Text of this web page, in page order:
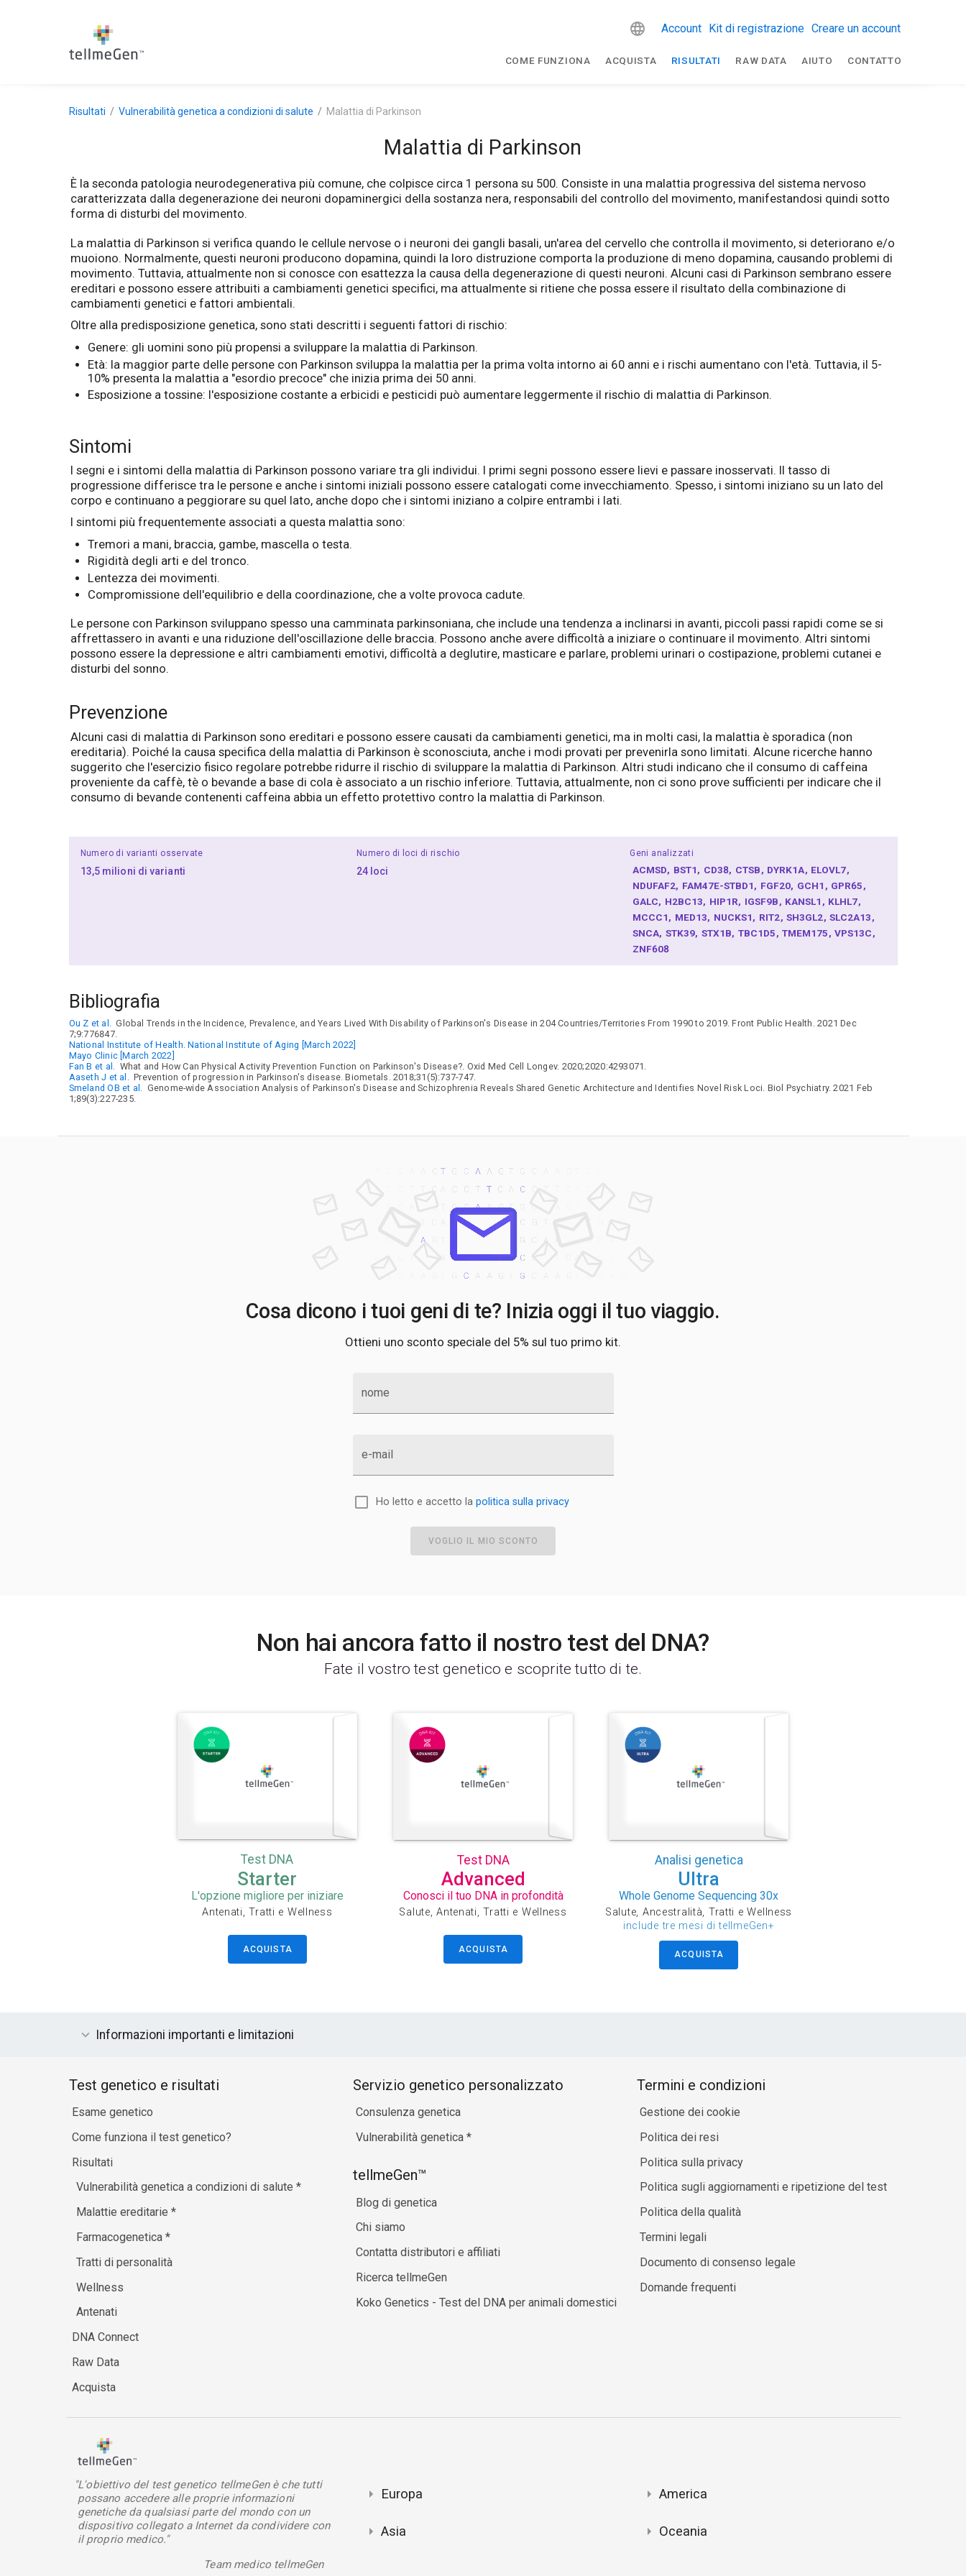
Account Kit di registrazione Creare un account
COME FUNZIONA ACQUISTA RISULTATI RAW DATA AIUTO CONTATTO
Risultati Vulnerabilità genetica a condizioni di salute Malattia di Parkinson
Malattia di Parkinson
È la seconda patologia neurodegenerativa più comune, che colpisce circa 1 persona su 500. Consiste in una malattia progressiva del sistema nervoso
caratterizzata dalla degenerazione dei neuroni dopaminergici della sostanza nera, responsabili del controllo del movimento, manifestandosi quindi sotto
forma di disturbi del movimento.
La malattia di Parkinson si verifica quando le cellule nervose o i neuroni dei gangli basali, un'area del cervello che controlla il movimento, si deteriorano e/o
muoiono. Normalmente, questi neuroni producono dopamina, quindi la loro distruzione comporta la produzione di meno dopamina, causando problemi di
movimento. Tuttavia, attualmente non si conosce con esattezza la causa della degenerazione di questi neuroni. Alcuni casi di Parkinson sembrano essere
ereditari e possono essere attribuiti a cambiamenti genetici specifici, ma attualmente si ritiene che possa essere il risultato della combinazione di
cambiamenti genetici e fattori ambientali.
Oltre alla predisposizione genetica, sono stati descritti i seguenti fattori di rischio:
Genere: gli uomini sono più propensi a sviluppare la malattia di Parkinson.
Età: la maggior parte delle persone con Parkinson sviluppa la malattia per la prima volta intorno ai 60 anni e i rischi aumentano con l'età. Tuttavia, il 5-
10% presenta la malattia a "esordio precoce" che inizia prima dei 50 anni.
Esposizione a tossine: l'esposizione costante a erbicidi e pesticidi può aumentare leggermente il rischio di malattia di Parkinson.
Sintomi
I segni e i sintomi della malattia di Parkinson possono variare tra gli individui. I primi segni possono essere lievi e passare inosservati. Il tasso di
progressione differisce tra le persone e anche i sintomi iniziali possono essere catalogati come invecchiamento. Spesso, i sintomi iniziano su un lato del
corpo e continuano a peggiorare su quel lato, anche dopo che i sintomi iniziano a colpire entrambi i lati.
I sintomi più frequentemente associati a questa malattia sono:
Tremori a mani, braccia, gambe, mascella o testa.
Rigidità degli arti e del tronco.
Lentezza dei movimenti.
Compromissione dell'equilibrio e della coordinazione, che a volte provoca cadute.
Le persone con Parkinson sviluppano spesso una camminata parkinsoniana, che include una tendenza a inclinarsi in avanti, piccoli passi rapidi come se si
affrettassero in avanti e una riduzione dell'oscillazione delle braccia. Possono anche avere difficoltà a iniziare o continuare il movimento. Altri sintomi
possono essere la depressione e altri cambiamenti emotivi, difficoltà a deglutire, masticare e parlare, problemi urinari o costipazione, problemi cutanei e
disturbi del sonno.
Prevenzione
Alcuni casi di malattia di Parkinson sono ereditari e possono essere causati da cambiamenti genetici, ma in molti casi, la malattia è sporadica (non
ereditaria). Poiché la causa specifica della malattia di Parkinson è sconosciuta, anche i modi provati per prevenirla sono limitati. Alcune ricerche hanno
suggerito che l'esercizio fisico regolare potrebbe ridurre il rischio di sviluppare la malattia di Parkinson. Altri studi indicano che il consumo di caffeina
proveniente da caffè, tè o bevande a base di cola è associato a un rischio inferiore. Tuttavia, attualmente, non ci sono prove sufficienti per indicare che il
consumo di bevande contenenti caffeina abbia un effetto protettivo contro la malattia di Parkinson.
Numero di varianti osservate
13,5 milioni di varianti
Numero di loci di rischio
24 loci
Geni analizzati
ACMSD BST1 CD38 CTSB DYRK1A ELOVL7
NDUFAF2 FAM47E-STBD1 FGF20 GCH1 GPR65
GALC H2BC13 HIP1R IGSF9B KANSL1 KLHL7
MCCC1 MED13 NUCKS1 RIT2 SH3GL2 SLC2A13
SNCA STK39 STX1B TBC1D5 TMEM175 VPS13C
ZNF608
Bibliografia
Ou Z et al.
Global Trends in the Incidence, Prevalence, and Years Lived With Disability of Parkinson's Disease in 204 Countries/Territories From 1990 to 2019. Front Public Health. 2021 Dec
7;9:776847.
National Institute of Health. National Institute of Aging [March 2022]
Mayo Clinic [March 2022]
Fan B et al.
What and How Can Physical Activity Prevention Function on Parkinson's Disease?. Oxid Med Cell Longev. 2020;2020:4293071.
Aaseth J et al.
Prevention of progression in Parkinson's disease. Biometals. 2018;31(5):737-747.
Smeland OB et al.
Genome-wide Association Analysis of Parkinson's Disease and Schizophrenia Reveals Shared Genetic Architecture and Identifies Novel Risk Loci. Biol Psychiatry. 2021 Feb
1;89(3):227-235.
Cosa dicono i tuoi geni di te? Inizia oggi il tuo viaggio.
Ottieni uno sconto speciale del 5% sul tuo primo kit.
nome
e-mail
Ho letto e accetto la politica sulla privacy
VOGLIO IL MIO SCONTO
Non hai ancora fatto il nostro test del DNA?
Fate il vostro test genetico e scoprite tutto di te.
Test DNA
Starter
L'opzione migliore per iniziare
Antenati, Tratti e Wellness
ACQUISTA
Test DNA
Advanced
Conosci il tuo DNA in profondità
Salute, Antenati, Tratti e Wellness
ACQUISTA
Analisi genetica
Ultra
Whole Genome Sequencing 30x
Salute, Ancestralità, Tratti e Wellness
include tre mesi di tellmeGen+
ACQUISTA
Informazioni importanti e limitazioni
Test genetico e risultati
Esame genetico
Come funziona il test genetico?
Risultati
Vulnerabilità genetica a condizioni di salute *
Malattie ereditarie *
Farmacogenetica *
Tratti di personalità
Wellness
Antenati
DNA Connect
Raw Data
Acquista
Servizio genetico personalizzato
Consulenza genetica
Vulnerabilità genetica *
tellmeGen™
Blog di genetica
Chi siamo
Contatta distributori e affiliati
Ricerca tellmeGen
Koko Genetics - Test del DNA per animali domestici
Termini e condizioni
Gestione dei cookie
Politica dei resi
Politica sulla privacy
Politica sugli aggiornamenti e ripetizione del test
Politica della qualità
Termini legali
Documento di consenso legale
Domande frequenti
"L'obiettivo del test genetico tellmeGen è che tutti
possano accedere alle proprie informazioni
genetiche da qualsiasi parte del mondo con un
dispositivo collegato a Internet da condividere con
il proprio medico."
Team medico tellmeGen
Europa
Asia
America
Oceania